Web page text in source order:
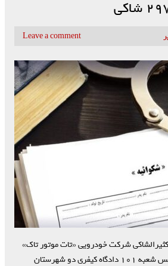
Leave a comment
شرکت خودرویی «تات موتور تاک»
به ریاست قاضی اکبری، رئیس شعبه ۱۰۱ دادگاه کیفری دو شهرستان